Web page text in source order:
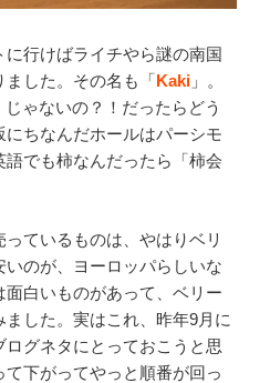
行けばライチやら謎の南国
ました。その名も「Kaki 」。
じゃないの？！だったらどう
にちなんだホールはパーシモ
でも柿なんだったら「柿会
ているものは、やはりベリ
のが、ヨーロッパらしいな
面白いものがあって、ベリー
した。実はこれ、昨年9月に
グネタにとっておこうと思
下がってやっと順番が回っ